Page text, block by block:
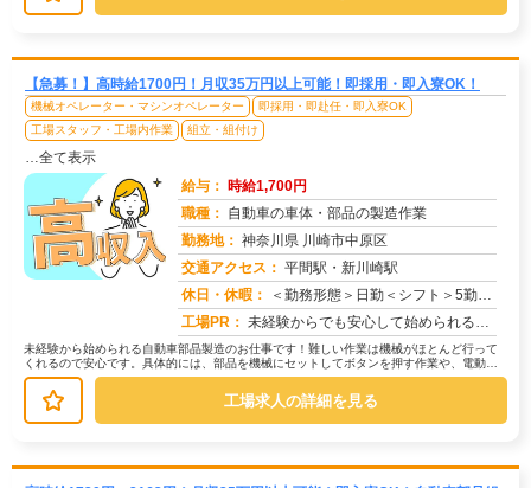
【急募！】高時給1700円！月収35万円以上可能！即採用・即入寮OK！
機械オペレーター・マシンオペレーター
即採用・即赴任・即入寮OK
工場スタッフ・工場内作業
組立・組付け
…全て表示
給与： 時給1,700円
職種： 自動車の車体・部品の製造作業
勤務地： 神奈川県 川崎市中原区
交通アクセス： 平間駅・新川崎駅
休日・休暇：
＜勤務形態＞日勤＜シフト＞5勤２休＜休日＞土日長期休暇GW 夏季 年末年始
工場PR： 未経験からでも安心して始められるお仕事です！→ 経験・学歴・スキルは一切不問です！未経験で活躍している方が多数いま...
未経験から始められる自動車部品製造のお仕事です！難しい作業は機械がほとんど行って
くれるので安心です。具体的には、部品を機械にセットしてボタンを押す作業や、電動ド
ライバーを使って部品を組み付ける作...
工場求人の詳細を見る